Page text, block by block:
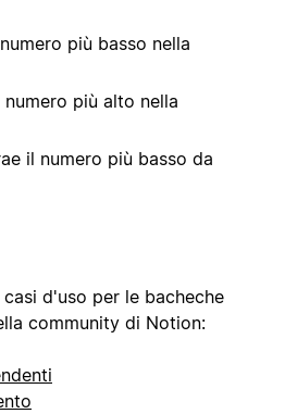
più basso nella
più alto nella
il numero più basso da
d'uso per le bacheche
community di Notion: